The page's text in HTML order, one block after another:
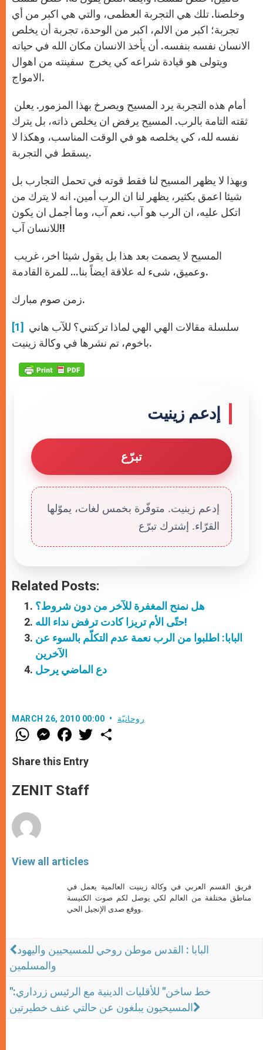
وخلصنا. تلك هي التجربة العظمى، والتي هي اكبر من أي
تجربة؛ اكبر من الالم، اكبر من الوحدة، تجربة أن يخلص
الانسان نفسه بنفسه. أن يأخذ الانسان مكان الله في حياته
ويتولى هو قيادة شراعه كي يخرج سفينته من اهوال
الامواج.
ثقته التامة بالرب. المسيح يرفض ان يخلص ذاته، بل يترك
نفسه لله، كي يخلصه هو في الوقت المناسب، وهكذا لا
يسقط في التجربة.
وبهذا لا يظهر المسيح لنا فقط قوته في تحمل التجارب بل
شيئا اعمق بكثير، يظهر لنا ان الرب أمين. انه لا يترك من
اتكل عليه، ان الرب هو آب. نعم آب، وما أجمل ان يكون
للانسان آب!!
وعميق، شىء له علاقة ايضاً بنا… للمرة القادمة.
زمن صوم مبارك.
[1]
باخوم، تم نشرها في وكالة زينيت.
إدعم زينيت
تبرّع
إدعم زينيت. متوفّرة بخمس لغات، يموّلها
القرّاء. إشترك تبرّع
Related Posts:
هل نمنح المغفرة للآخر من دون شروط؟
حتّى الأم تريزا كادت ترفض نداء الله!
البابا: اطلبوا من الرب نعمة عدم التكلّم بالسوء عن
الآخرين
دع الماضي يرحل
MARCH 26, 2010 00:00 روحانيّة
W
h
t
s
p
p
M
e
s
e
g
e
F
a
e
b
o
k
w
Share this Entry
ZENIT Staff
View all articles
فريق القسم العربي في وكالة زينيت العالمية يعمل في
مناطق مختلفة من العالم لكي يوصل لكم صوت الكنيسة
ووقع صدى الإنجيل الحي.
البابا : القدس موطن روحي للمسيحيين واليهود
والمسلمين
"خط ساخن" للأقليات الدينية مع الرئيس زرداري:
المسيحيون يبلغون عن حالتي عنف خطيرتين